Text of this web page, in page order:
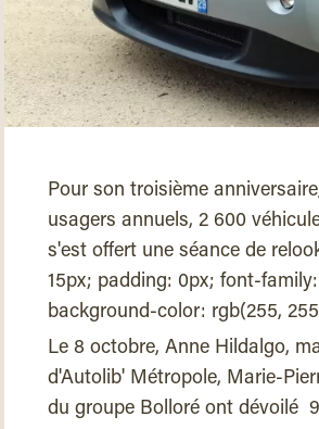
Pour son troisième
usagers annuels, 2 600
s'est offert une séance de
15px; padding: 0px; font-
background-color: rgb(255,
Le 8 octobre, Anne Hildalgo,
d'Autolib' Métropole, Marie-
du groupe Bolloré ont dévoilé